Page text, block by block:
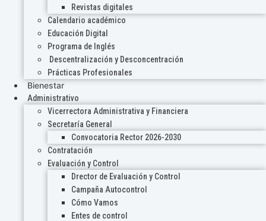
Revistas digitales
Calendario académico
Educación Digital
Programa de Inglés
Descentralización y Desconcentración
Prácticas Profesionales
Bienestar
Administrativo
Vicerrectora Administrativa y Financiera
Secretaría General
Convocatoria Rector 2026-2030
Contratación
Evaluación y Control
Drector de Evaluación y Control
Campaña Autocontrol
Cómo Vamos
Entes de control